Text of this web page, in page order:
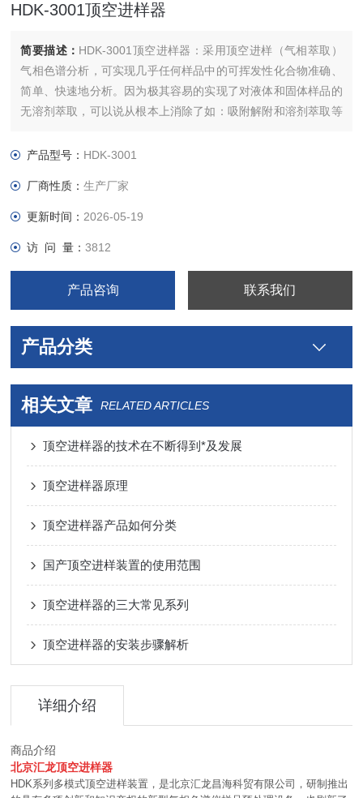
HDK-3001顶空进样器
简要描述： HDK-3001顶空进样器：采用顶空进样（气相萃取）
气相色谱分析，可实现几乎任何样品中的可挥发性化合物准确、
简单、快速地分析。因为极其容易的实现了对液体和固体样品的
无溶剂萃取，可以说从根本上消除了如：吸附解附和溶剂萃取等
产品型号： HDK-3001
厂商性质：生产厂家
更新时间： 2026-05-19
访 问 量：3812
产品咨询 联系我们
产品分类
相关文章 RELATED ARTICLES
顶空进样器的技术在不断得到*及发展
顶空进样器原理
顶空进样器产品如何分类
国产顶空进样装置的使用范围
顶空进样器的三大常见系列
顶空进样器的安装步骤解析
详细介绍
商品介绍
北京汇龙顶空进样器
HDK系列多模式顶空进样装置，是北京汇龙昌海科贸有限公司，研制推出